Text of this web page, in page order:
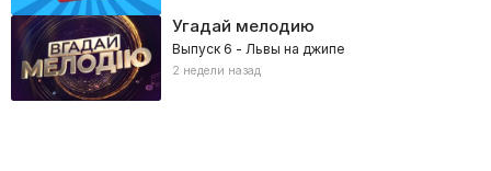
Угадай мелодию
Выпуск 6 - Львы на джипе
2 недели назад